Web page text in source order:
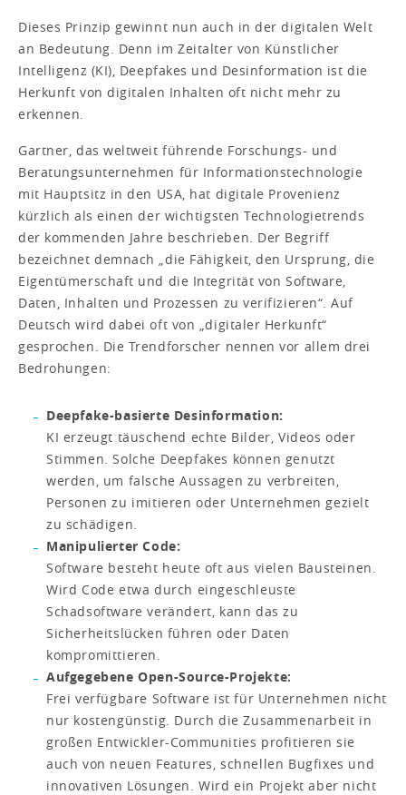
Dieses Prinzip gewinnt nun auch in der digitalen Welt
an Bedeutung. Denn im Zeitalter von Künstlicher
Intelligenz (KI), Deepfakes und Desinformation ist die
Herkunft von digitalen Inhalten oft nicht mehr zu
erkennen.
Gartner, das weltweit führende Forschungs- und
Beratungsunternehmen für Informationstechnologie
mit Hauptsitz in den USA, hat digitale Provenienz
kürzlich als einen der wichtigsten Technologietrends
der kommenden Jahre beschrieben. Der Begriff
bezeichnet demnach „die Fähigkeit, den Ursprung, die
Eigentümerschaft und die Integrität von Software,
Daten, Inhalten und Prozessen zu verifizieren“. Auf
Deutsch wird dabei oft von „digitaler Herkunft“
gesprochen. Die Trendforscher nennen vor allem drei
Bedrohungen:
Deepfake-basierte Desinformation:
KI erzeugt täuschend echte Bilder, Videos oder
Stimmen. Solche Deepfakes können genutzt
werden, um falsche Aussagen zu verbreiten,
Personen zu imitieren oder Unternehmen gezielt
zu schädigen.
Manipulierter Code:
Software besteht heute oft aus vielen Bausteinen.
Wird Code etwa durch eingeschleuste
Schadsoftware verändert, kann das zu
Sicherheitslücken führen oder Daten
kompromittieren.
Aufgegebene Open-Source-Projekte:
Frei verfügbare Software ist für Unternehmen nicht
nur kostengünstig. Durch die Zusammenarbeit in
großen Entwickler-Communities profitieren sie
auch von neuen Features, schnellen Bugfixes und
innovativen Lösungen. Wird ein Projekt aber nicht